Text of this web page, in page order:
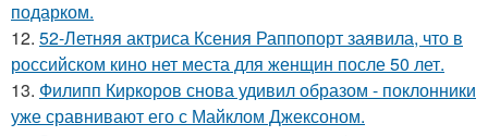
подарком.
12. 52-Летняя актриса Ксения Раппопорт заявила, что в
российском кино нет места для женщин после 50 лет.
13. Филипп Киркоров снова удивил образом - поклонники
уже сравнивают его с Майклом Джексоном.